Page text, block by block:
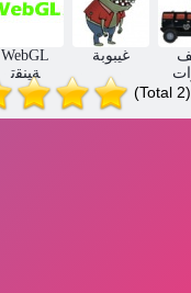
ﺓﺮﻋﻮﻟﺍ ﻕﺮﻄﻟﺍ
ﻥﻮﻨﺟ :ﻞﻴﻫ
ﺕﺍﺭﺎﻴﺴﻟﺍ ﻕﺎﺒﺳ
WebGL
ﺔﻴﻨﻘﺗ
غيبوبة
(Total 2)